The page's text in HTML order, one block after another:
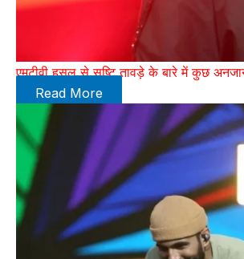
एमटीवी हसल से सृष्टि तावड़े के बारे में कुछ
Read More